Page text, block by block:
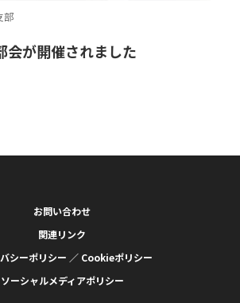
部
会が開催されました
お問い合わせ
関連リンク
シーポリシー ／ Cookieポリシー
ソーシャルメディアポリシー